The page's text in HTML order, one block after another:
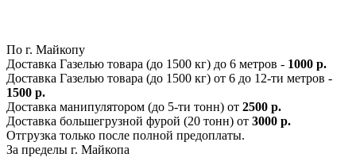
По г. Майкопу
Доставка Газелью товара (до 1500 кг) до 6 метров - 1000 р.
Доставка Газелью товара (до 1500 кг) от 6 до 12-ти метров -
1500 р.
Доставка манипулятором (до 5-ти тонн) от 2500 р.
Доставка большегрузной фурой (20 тонн) от 3000 р.
Отгрузка только после полной предоплаты.
За пределы г. Майкопа